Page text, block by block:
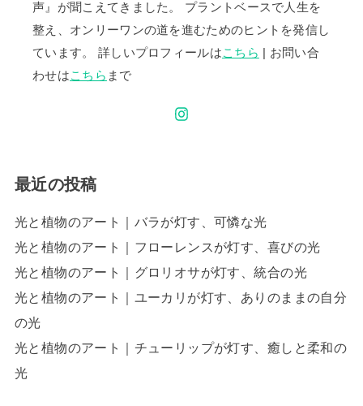
声』が聞こえてきました。 プラントベースで人生を
整え、オンリーワンの道を進むためのヒントを発信し
ています。 詳しいプロフィールはこちら
| お問い合
わせはこちら まで
最近の投稿
光と植物のアート｜バラが灯す、可憐な光
光と植物のアート｜フローレンスが灯す、喜びの光
光と植物のアート｜グロリオサが灯す、統合の光
光と植物のアート｜ユーカリが灯す、ありのままの自分
の光
光と植物のアート｜チューリップが灯す、癒しと柔和の
光